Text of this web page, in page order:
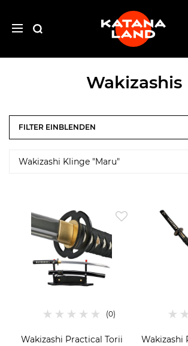
Wakizashis
FILTER
Wakizashi Klinge "Maru"
Wakizashi Practical Torii Wakizashi